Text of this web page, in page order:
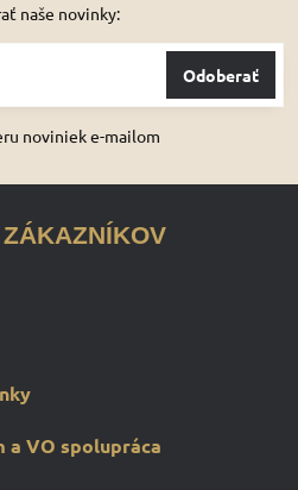
naše novinky:
Odoberať
noviniek e-mailom
a VO spolupráca